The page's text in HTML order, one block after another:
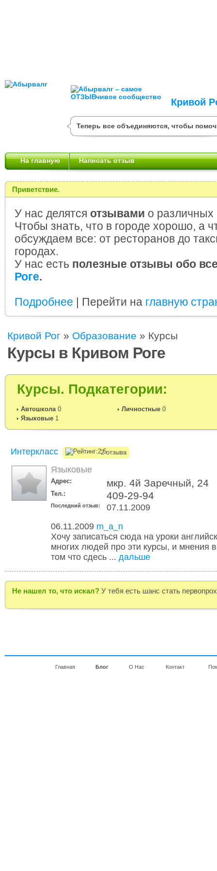
Кривой
Теперь все объединяются, чтобы
На главную Написать отзыв
Приветствие.
У нас делятся отзывами о различных
Чтобы знать, что в городе хорошо, а
обсуждаем все: от ресторанов до
городах.
У нас есть полезные отзывы обо
Роге.
Подробнее | Перейти на главную
Кривой Рог » Образование » Курсы
Курсы в Кривом Роге
Курсы. Подкатегории:
Автошкола 0 Личностные 0
Языковые 1
Интеркласс 2 отзыва
Языковые
Адрес: мкр. 4й Заречный, 24
Тел.: 409-29-94
Последний отзыв:
07.11.2009
06.11.2009 m_a_n
Хочу записаться сюда на уроки
многих людей про эти курсы, и мнения
том что сдесь ... дальше
Не нашел то, что искал? У тебя есть шанс стать
Главная Блог О Нас Контакт